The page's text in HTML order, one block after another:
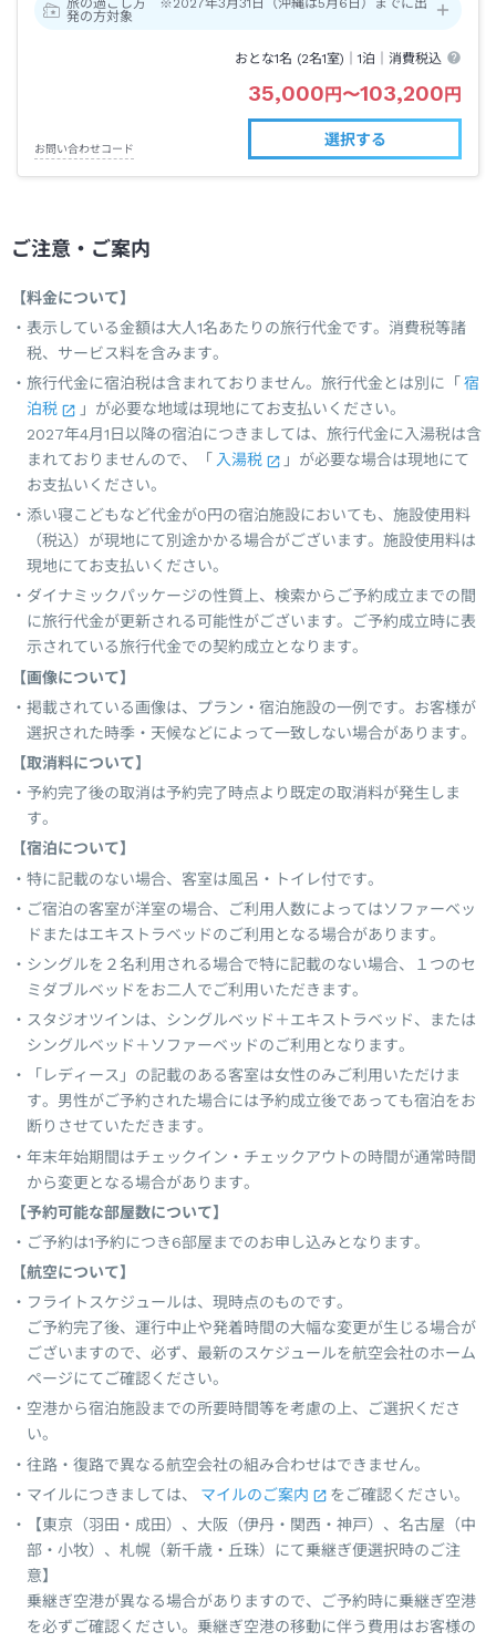
旅の過ごし方 ※2027年3月31日（沖縄は5月6日）までに出
発の方対象
おとな1名 (2名1室)｜1泊 ｜消費税込
35,000 円 〜103,200 円
お問い合わせコード
選択する
ご注意・ご案内
【料金について】
表示している金額は大人1名あたりの旅行代金です。消費税等諸
税、サービス料を含みます。
旅行代金に宿泊税は含まれておりません。旅行代金とは別に「 宿
泊税
」が必要な地域は現地にてお支払いください。
2027年4月1日以降の宿泊につきましては、旅行代金に入湯税は含
まれておりませんので、「 入湯税
」が必要な場合は現地にて
お支払いください。
添い寝こどもなど代金が0円の宿泊施設においても、施設使用料
（税込）が現地にて別途かかる場合がございます。施設使用料は
現地にてお支払いください。
ダイナミックパッケージの性質上、検索からご予約成立までの間
に旅行代金が更新される可能性がございます。ご予約成立時に表
示されている旅行代金での契約成立となります。
【画像について】
掲載されている画像は、プラン・宿泊施設の一例です。お客様が
選択された時季・天候などによって一致しない場合があります。
【取消料について】
予約完了後の取消は予約完了時点より既定の取消料が発生しま
す。
【宿泊について】
特に記載のない場合、客室は風呂・トイレ付です。
ご宿泊の客室が洋室の場合、ご利用人数によってはソファーベッ
ドまたはエキストラベッドのご利用となる場合があります。
シングルを２名利用される場合で特に記載のない場合、１つのセ
ミダブルベッドをお二人でご利用いただきます。
スタジオツインは、シングルベッド＋エキストラベッド、または
シングルベッド＋ソファーベッドのご利用となります。
「レディース」の記載のある客室は女性のみご利用いただけま
す。男性がご予約された場合には予約成立後であっても宿泊をお
断りさせていただきます。
年末年始期間はチェックイン・チェックアウトの時間が通常時間
から変更となる場合があります。
【予約可能な部屋数について】
ご予約は1予約につき6部屋までのお申し込みとなります。
【航空について】
フライトスケジュールは、現時点のものです。
ご予約完了後、運行中止や発着時間の大幅な変更が生じる場合が
ございますので、必ず、最新のスケジュールを航空会社のホーム
ページにてご確認ください。
空港から宿泊施設までの所要時間等を考慮の上、ご選択くださ
い。
往路・復路で異なる航空会社の組み合わせはできません。
マイルにつきましては、
マイルのご案内
をご確認ください。
【東京（羽田・成田）、大阪（伊丹・関西・神戸）、名古屋（中
部・小牧）、札幌（新千歳・丘珠）にて乗継ぎ便選択時のご注
意】
乗継ぎ空港が異なる場合がありますので、ご予約時に乗継ぎ空港
を必ずご確認ください。乗継ぎ空港の移動に伴う費用はお客様の